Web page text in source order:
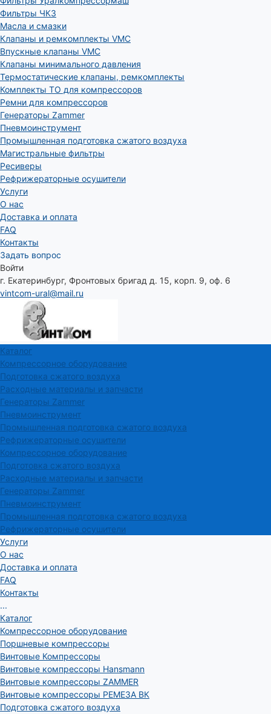
Фильтры ЧКЗ
Масла и смазки
Клапаны и ремкомплекты VMC
Впускные клапаны VMC
Клапаны минимального давления
Термостатические клапаны, ремкомплекты
Комплекты ТО для компрессоров
Ремни для компрессоров
Генераторы Zammer
Пневмоинструмент
Промышленная подготовка сжатого воздуха
Магистральные фильтры
Ресиверы
Рефрижераторные осушители
Услуги
О нас
Доставка и оплата
FAQ
Контакты
Задать вопрос
Войти
г. Екатеринбург, Фронтовых бригад д. 15, корп. 9, оф. 6
vintcom-ural@mail.ru
Каталог
Компрессорное оборудование
Подготовка сжатого воздуха
Расходные материалы и запчасти
Генераторы Zammer
Пневмоинструмент
Промышленная подготовка сжатого воздуха
Рефрижераторные осушители
Компрессорное оборудование
Подготовка сжатого воздуха
Расходные материалы и запчасти
Генераторы Zammer
Пневмоинструмент
Промышленная подготовка сжатого воздуха
Рефрижераторные осушители
Услуги
О нас
Доставка и оплата
FAQ
Контакты
...
Каталог
Компрессорное оборудование
Поршневые компрессоры
Винтовые Компрессоры
Винтовые компрессоры Hansmann
Винтовые компрессоры ZAMMER
Винтовые компрессоры РЕМЕЗА ВК
Подготовка сжатого воздуха